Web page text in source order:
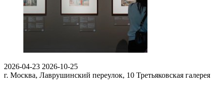
2026-04-23 2026-10-25
г. Москва, Лаврушинский переулок, 10 Третьяковская галерея